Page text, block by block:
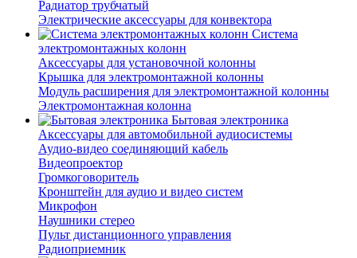
Радиатор трубчатый
Электрические аксессуары для конвектора
Система
электромонтажных колонн
Аксессуары для установочной колонны
Крышка для электромонтажной колонны
Модуль расширения для электромонтажной колонны
Электромонтажная колонна
Бытовая электроника
Аксессуары для автомобильной аудиосистемы
Аудио-видео соединяющий кабель
Видеопроектор
Громкоговоритель
Кронштейн для аудио и видео систем
Микрофон
Наушники стерео
Пульт дистанционного управления
Радиоприемник